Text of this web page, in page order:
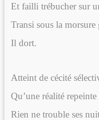
Et failli trébucher sur
Transi sous la morsure
Il dort.
Atteint de cécité
Qu’une réalité repeinte
Rien ne trouble ses